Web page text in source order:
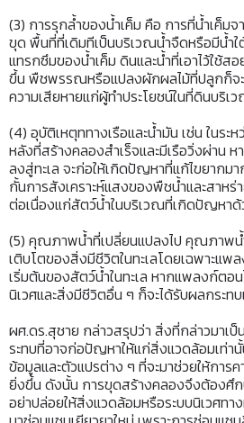
(3) การรุกล้ำของน้ำเค็ม คือ การที่น้ำเค็ม
ขุด พื้นที่ที่เดิมทีเป็นบริเวณน้ำจืดหรือมีน้ำใ
แทรกซึมของน้ำเค็ม ดินและน้ำที่เอาไว้ใช้ส
ขึ้น พืชพรรณหรือแปลงผักผลไม้ที่ปลูกก็จะ
ความเสียหายแก่ผู้ทำประโยชน์ในที่ดินบริเ
(4) อุบัติเหตุททางเรือและน้ำมัน เช่น ในร
หลังที่สร้างคลองสำเร็จและมีเรือวิ่งผ่าน
ลงสู่ทะเล จะก่อให้เกิดปัญหาที่แก้ไขยากม
กั้นการสังเคราะห์แสงของพืชน้ำและสาห
ต่อเนื่องแก่สัตว์น้ำในบริเวณที่เกิดปัญหาด้
(5) คุณภาพน้ำที่เปลี่ยนแปลงไป คุณภาพน้
เติบโตของสิ่งมีชีวิตในทะเลโดยเฉพาะแพ
เริ่มต้นของสัตว์น้ำในทะเล หากแพลงก์ตอ
นิเวศและสิ่งมีชีวิตอื่น ๆ ก็จะได้รับผลกระท
ผศ.ดร.สุชาย กล่าวสรุปว่า สิ่งที่กล่าวมาเ
ระทบที่อาจก่อปัญหาให้แก่สิ่งแวดล้อมเท่า
ข้อมูลและตัวแปรต่าง ๆ ที่จะมาช่วยให้กา
ยิ่งขึ้น ดังนั้น การขุดสร้างคลองจึงต้องศึ
อย่าปล่อยให้สิ่งแวดล้อมหรือระบบนิเวศทา